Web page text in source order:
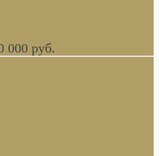
000 руб.
раковина овальная
ванной с рисунком синяя